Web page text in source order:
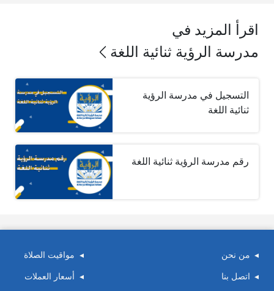
اقرأ المزيد في
مدرسة الرؤية ثنائية اللغة
التسجيل في مدرسة الرؤية
ثنائية اللغة
رقم مدرسة الرؤية ثنائية اللغة
من نحن
اتصل بنا
مواقيت الصلاة
أسعار العملات